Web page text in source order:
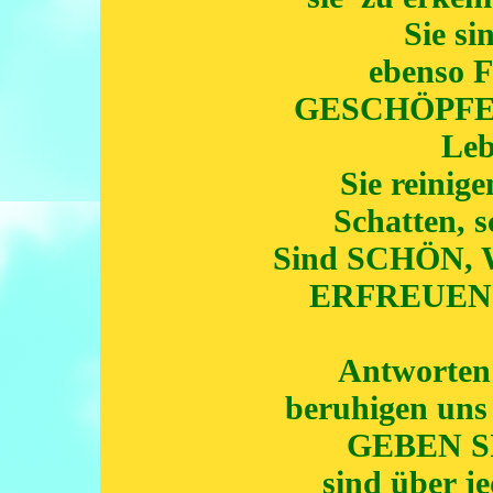
Sie
ebenso
Sie
Schatten,
Sind SCHÖN,
Antworten
beruhigen
GEBEN
sind über